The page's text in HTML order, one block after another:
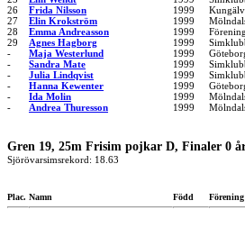
26
Frida Nilsson 1999
27
Elin Krokström 1999
28
Emma Andreasson 1999
29
Agnes Hagborg 1999
-
Maja Westerlund 1999
-
Sandra Mate 1999
-
Julia Lindqvist 1999
-
Hanna Kewenter 1999
-
Ida Molin 1999
-
Andrea Thuresson 1999
Gren 19, 25m Frisim pojkar D, Finaler 0
Sjörövarsimsrekord: 18.63
Plac. Namn Född Förening